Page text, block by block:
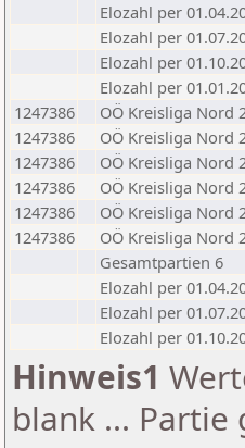
Elozahl per
Elozahl per
Elozahl per
Elozahl per
1247386
OÖ Kreisliga Nord
1247386
OÖ Kreisliga Nord
1247386
OÖ Kreisliga Nord
1247386
OÖ Kreisliga Nord
1247386
OÖ Kreisliga Nord
1247386
OÖ Kreisliga Nord
Gesamtpartien 6
Elozahl per
Elozahl per
Elozahl per
Hinweis1
blank ...